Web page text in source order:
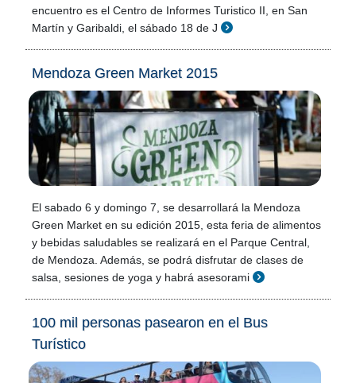
encuentro es el Centro de Informes Turistico II, en San
Martín y Garibaldi, el sábado 18 de J
Mendoza Green Market 2015
El sabado 6 y domingo 7, se desarrollará la Mendoza
Green Market en su edición 2015, esta feria de alimentos
y bebidas saludables se realizará en el Parque Central,
de Mendoza. Además, se podrá disfrutar de clases de
salsa, sesiones de yoga y habrá asesorami
100 mil personas pasearon en el Bus
Turístico